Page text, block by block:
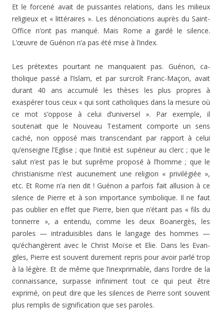
Et le forcené avait de puis­santes relations, dans les milieux
religieux et « littérai­res ». Les dénonciations auprès du Saint-
Office n’ont pas manqué. Mais Rome a gardé le silence.
L’œuvre de Gué­non n’a pas été mise à l’index.
Les prétextes pourtant ne manquaient pas. Guénon, ca­
tholique passé a l’Islam, et par surcroît Franc-Maçon, avait
durant 40 ans accumulé les thèses les plus propres à
exaspérer tous ceux « qui sont catholiques dans la me­sure où
ce mot s’oppose à celui d’universel ». Par exem­ple, il
soutenait que le Nouveau Testament comporte un sens
caché, non opposé mais transcendant par rapport à celui
qu’enseigne l’Eglise ; que l’initié est supérieur au clerc ; que le
salut n’est pas le but suprême proposé à l’homme ; que le
christianisme n’est aucunement une religion « privilégiée »,
etc. Et Rome n’a rien dit ! Guénon a parfois fait allusion à ce
silence de Pierre et à son importance symbolique. Il ne faut
pas oublier en effet que Pierre, bien que n’étant pas « fils du
tonnerre », a entendu, comme les deux Boanergès, les
paroles — intraduisibles dans le langage des hommes —
qu’échangèrent avec le Christ Moïse et Elie. Dans les Evan­
giles, Pierre est souvent durement repris pour avoir par­lé trop
à la légère. Et de même que l’inexprimable, dans l’ordre de la
connaissance, surpasse infiniment tout ce qui peut être
exprimé, on peut dire que les silences de Pier­re sont souvent
plus remplis de signification que ses pa­roles.